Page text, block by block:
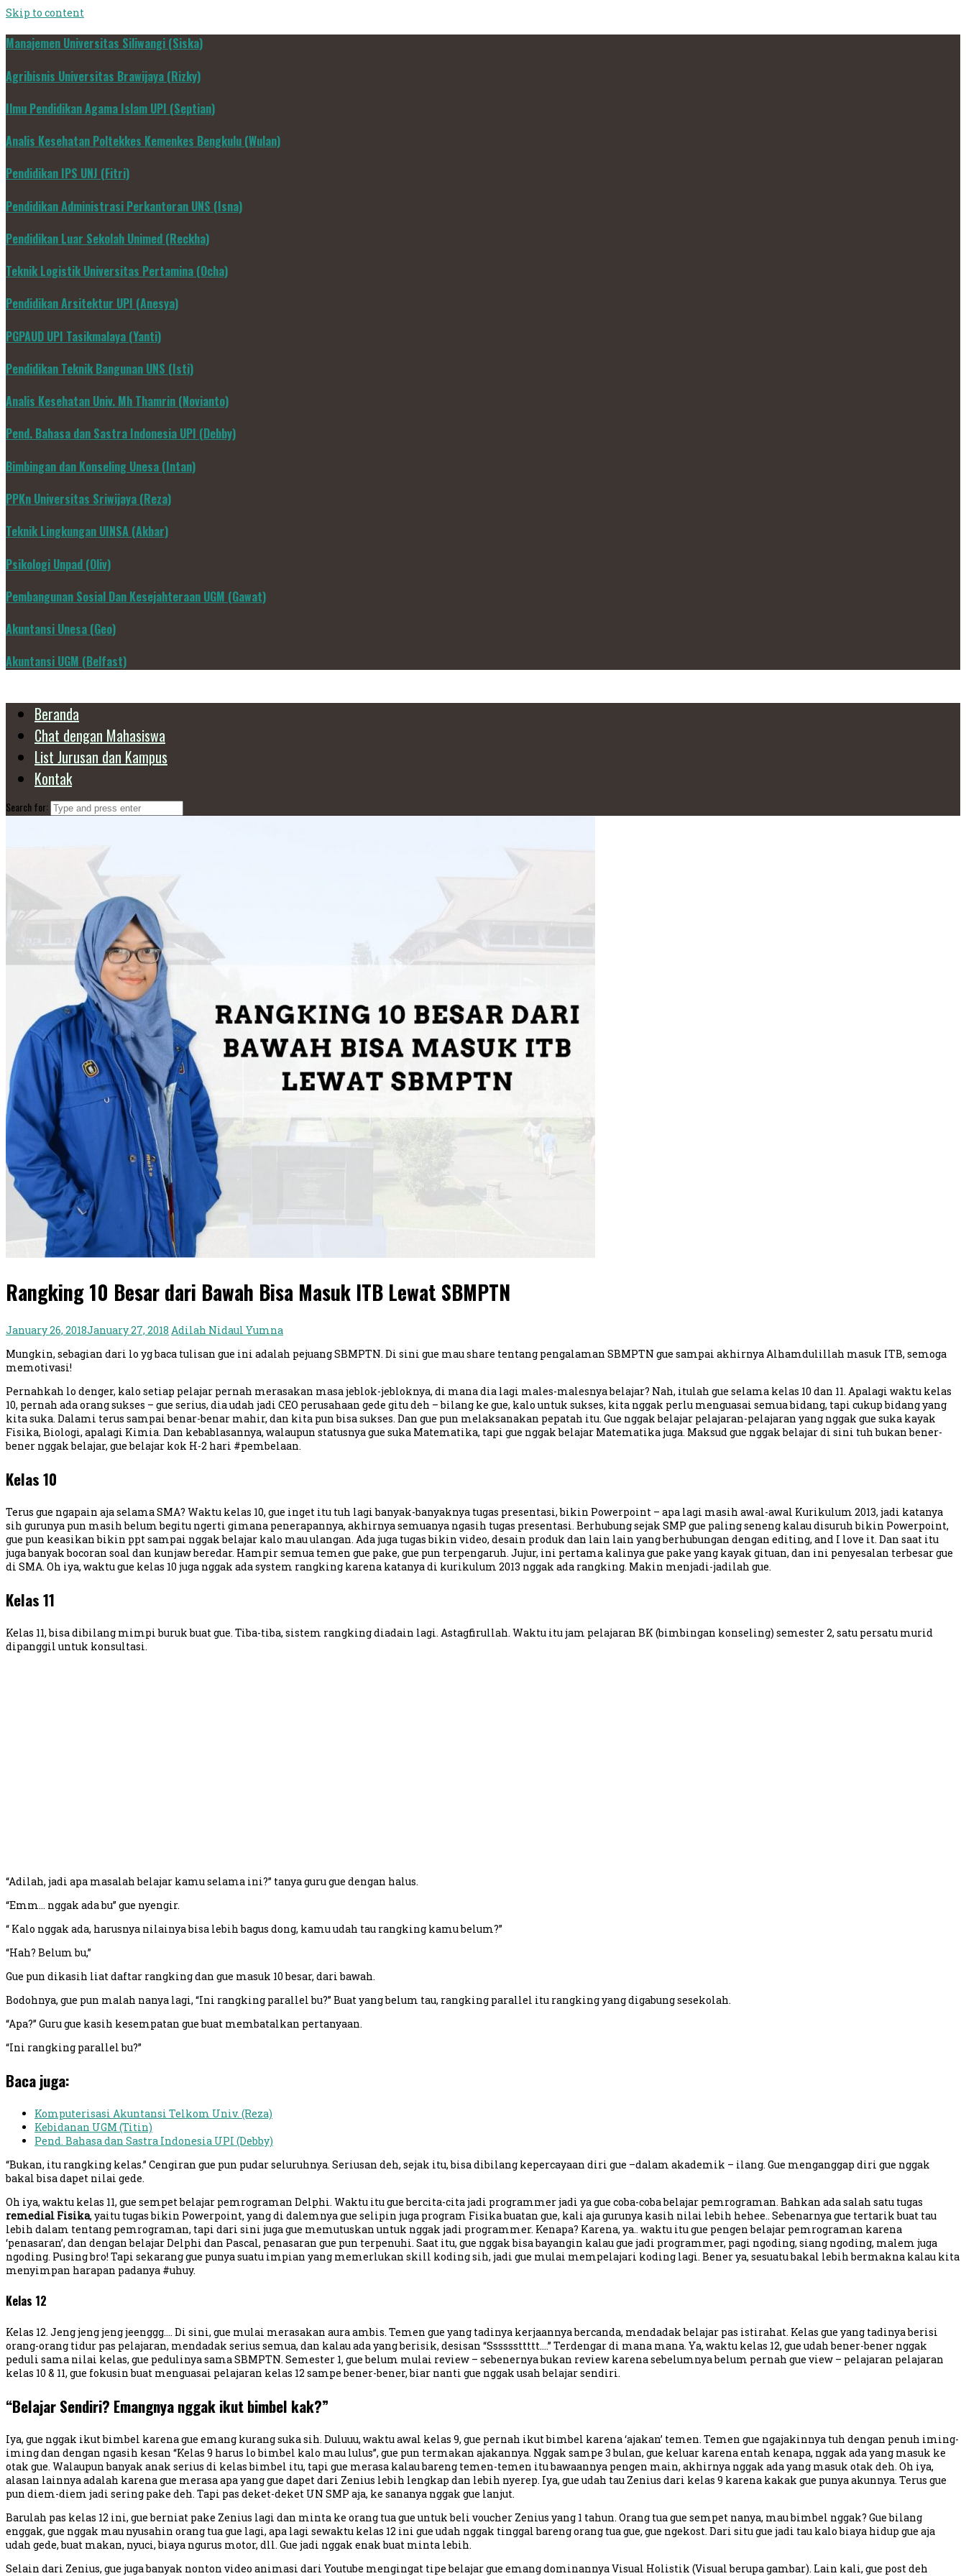
Skip to content
Manajemen Universitas Siliwangi (Siska)
Agribisnis Universitas Brawijaya (Rizky)
Ilmu Pendidikan Agama Islam UPI (Septian)
Analis Kesehatan Poltekkes Kemenkes Bengkulu (Wulan)
Pendidikan IPS UNJ (Fitri)
Pendidikan Administrasi Perkantoran UNS (Isna)
Pendidikan Luar Sekolah Unimed (Reckha)
Teknik Logistik Universitas Pertamina (Ocha)
Pendidikan Arsitektur UPI (Anesya)
PGPAUD UPI Tasikmalaya (Yanti)
Pendidikan Teknik Bangunan UNS (Isti)
Analis Kesehatan Univ. Mh Thamrin (Novianto)
Pend. Bahasa dan Sastra Indonesia UPI (Debby)
Bimbingan dan Konseling Unesa (Intan)
PPKn Universitas Sriwijaya (Reza)
Teknik Lingkungan UINSA (Akbar)
Psikologi Unpad (Oliv)
Pembangunan Sosial Dan Kesejahteraan UGM (Gawat)
Akuntansi Unesa (Geo)
Akuntansi UGM (Belfast)
Beranda
Chat dengan Mahasiswa
List Jurusan dan Kampus
Kontak
Search for:
Rangking 10 Besar dari Bawah Bisa Masuk ITB Lewat SBMPTN
January 26, 2018January 27, 2018 Adilah Nidaul Yumna
Mungkin, sebagian dari lo yg baca tulisan gue ini adalah pejuang SBMPTN. Di sini gue mau share tentang pengalaman SBMPTN gue sampai akhirnya Alhamdulillah masuk ITB, semoga
memotivasi!
Pernahkah lo denger, kalo setiap pelajar pernah merasakan masa jeblok-jebloknya, di mana dia lagi males-malesnya belajar? Nah, itulah gue selama kelas 10 dan 11. Apalagi waktu kelas
10, pernah ada orang sukses – gue serius, dia udah jadi CEO perusahaan gede gitu deh – bilang ke gue, kalo untuk sukses, kita nggak perlu menguasai semua bidang, tapi cukup bidang yang
kita suka. Dalami terus sampai benar-benar mahir, dan kita pun bisa sukses. Dan gue pun melaksanakan pepatah itu. Gue nggak belajar pelajaran-pelajaran yang nggak gue suka kayak
Fisika, Biologi, apalagi Kimia. Dan kebablasannya, walaupun statusnya gue suka Matematika, tapi gue nggak belajar Matematika juga. Maksud gue nggak belajar di sini tuh bukan bener-
bener nggak belajar, gue belajar kok H-2 hari #pembelaan.
Kelas 10
Terus gue ngapain aja selama SMA? Waktu kelas 10, gue inget itu tuh lagi banyak-banyaknya tugas presentasi, bikin Powerpoint – apa lagi masih awal-awal Kurikulum 2013, jadi katanya
sih gurunya pun masih belum begitu ngerti gimana penerapannya, akhirnya semuanya ngasih tugas presentasi. Berhubung sejak SMP gue paling seneng kalau disuruh bikin Powerpoint,
gue pun keasikan bikin ppt sampai nggak belajar kalo mau ulangan. Ada juga tugas bikin video, desain produk dan lain lain yang berhubungan dengan editing, and I love it. Dan saat itu
juga banyak bocoran soal dan kunjaw beredar. Hampir semua temen gue pake, gue pun terpengaruh. Jujur, ini pertama kalinya gue pake yang kayak gituan, dan ini penyesalan terbesar gue
di SMA. Oh iya, waktu gue kelas 10 juga nggak ada system rangking karena katanya di kurikulum 2013 nggak ada rangking. Makin menjadi-jadilah gue.
Kelas 11
Kelas 11, bisa dibilang mimpi buruk buat gue. Tiba-tiba, sistem rangking diadain lagi. Astagfirullah. Waktu itu jam pelajaran BK (bimbingan konseling) semester 2, satu persatu murid
dipanggil untuk konsultasi.
“Adilah, jadi apa masalah belajar kamu selama ini?” tanya guru gue dengan halus.
“Emm… nggak ada bu” gue nyengir.
“ Kalo nggak ada, harusnya nilainya bisa lebih bagus dong, kamu udah tau rangking kamu belum?”
“Hah? Belum bu,”
Gue pun dikasih liat daftar rangking dan gue masuk 10 besar, dari bawah.
Bodohnya, gue pun malah nanya lagi, “Ini rangking parallel bu?” Buat yang belum tau, rangking parallel itu rangking yang digabung sesekolah.
“Apa?” Guru gue kasih kesempatan gue buat membatalkan pertanyaan.
“Ini rangking parallel bu?”
Baca juga:
Komputerisasi Akuntansi Telkom Univ. (Reza)
Kebidanan UGM (Titin)
Pend. Bahasa dan Sastra Indonesia UPI (Debby)
“Bukan, itu rangking kelas.” Cengiran gue pun pudar seluruhnya. Seriusan deh, sejak itu, bisa dibilang kepercayaan diri gue –dalam akademik – ilang. Gue menganggap diri gue nggak
bakal bisa dapet nilai gede.
Oh iya, waktu kelas 11, gue sempet belajar pemrograman Delphi. Waktu itu gue bercita-cita jadi programmer jadi ya gue coba-coba belajar pemrograman. Bahkan ada salah satu tugas
remedial Fisika, yaitu tugas bikin Powerpoint, yang di dalemnya gue selipin juga program Fisika buatan gue, kali aja gurunya kasih nilai lebih hehee.. Sebenarnya gue tertarik buat tau
lebih dalam tentang pemrograman, tapi dari sini juga gue memutuskan untuk nggak jadi programmer. Kenapa? Karena, ya.. waktu itu gue pengen belajar pemrograman karena
‘penasaran’, dan dengan belajar Delphi dan Pascal, penasaran gue pun terpenuhi. Saat itu, gue nggak bisa bayangin kalau gue jadi programmer, pagi ngoding, siang ngoding, malem juga
ngoding. Pusing bro! Tapi sekarang gue punya suatu impian yang memerlukan skill koding sih, jadi gue mulai mempelajari koding lagi. Bener ya, sesuatu bakal lebih bermakna kalau kita
menyimpan harapan padanya #uhuy.
Kelas 12
Kelas 12. Jeng jeng jeng jeenggg…. Di sini, gue mulai merasakan aura ambis. Temen gue yang tadinya kerjaannya bercanda, mendadak belajar pas istirahat. Kelas gue yang tadinya berisi
orang-orang tidur pas pelajaran, mendadak serius semua, dan kalau ada yang berisik, desisan “Ssssssttttt….” Terdengar di mana mana. Ya, waktu kelas 12, gue udah bener-bener nggak
peduli sama nilai kelas, gue pedulinya sama SBMPTN. Semester 1, gue belum mulai review – sebenernya bukan review karena sebelumnya belum pernah gue view – pelajaran pelajaran
kelas 10 & 11, gue fokusin buat menguasai pelajaran kelas 12 sampe bener-bener, biar nanti gue nggak usah belajar sendiri.
“Belajar Sendiri? Emangnya nggak ikut bimbel kak?”
Iya, gue nggak ikut bimbel karena gue emang kurang suka sih. Duluuu, waktu awal kelas 9, gue pernah ikut bimbel karena ‘ajakan’ temen. Temen gue ngajakinnya tuh dengan penuh iming-
iming dan dengan ngasih kesan “Kelas 9 harus lo bimbel kalo mau lulus”, gue pun termakan ajakannya. Nggak sampe 3 bulan, gue keluar karena entah kenapa, nggak ada yang masuk ke
otak gue. Walaupun banyak anak serius di kelas bimbel itu, tapi gue merasa kalau bareng temen-temen itu bawaannya pengen main, akhirnya nggak ada yang masuk otak deh. Oh iya,
alasan lainnya adalah karena gue merasa apa yang gue dapet dari Zenius lebih lengkap dan lebih nyerep. Iya, gue udah tau Zenius dari kelas 9 karena kakak gue punya akunnya. Terus gue
pun diem-diem jadi sering pake deh. Tapi pas deket-deket UN SMP aja, ke sananya nggak gue lanjut.
Barulah pas kelas 12 ini, gue berniat pake Zenius lagi dan minta ke orang tua gue untuk beli voucher Zenius yang 1 tahun. Orang tua gue sempet nanya, mau bimbel nggak? Gue bilang
enggak, gue nggak mau nyusahin orang tua gue lagi, apa lagi sewaktu kelas 12 ini gue udah nggak tinggal bareng orang tua gue, gue ngekost. Dari situ gue jadi tau kalo biaya hidup gue aja
udah gede, buat makan, nyuci, biaya ngurus motor, dll. Gue jadi nggak enak buat minta lebih.
Selain dari Zenius, gue juga banyak nonton video animasi dari Youtube mengingat tipe belajar gue emang dominannya Visual Holistik (Visual berupa gambar). Lain kali, gue post deh